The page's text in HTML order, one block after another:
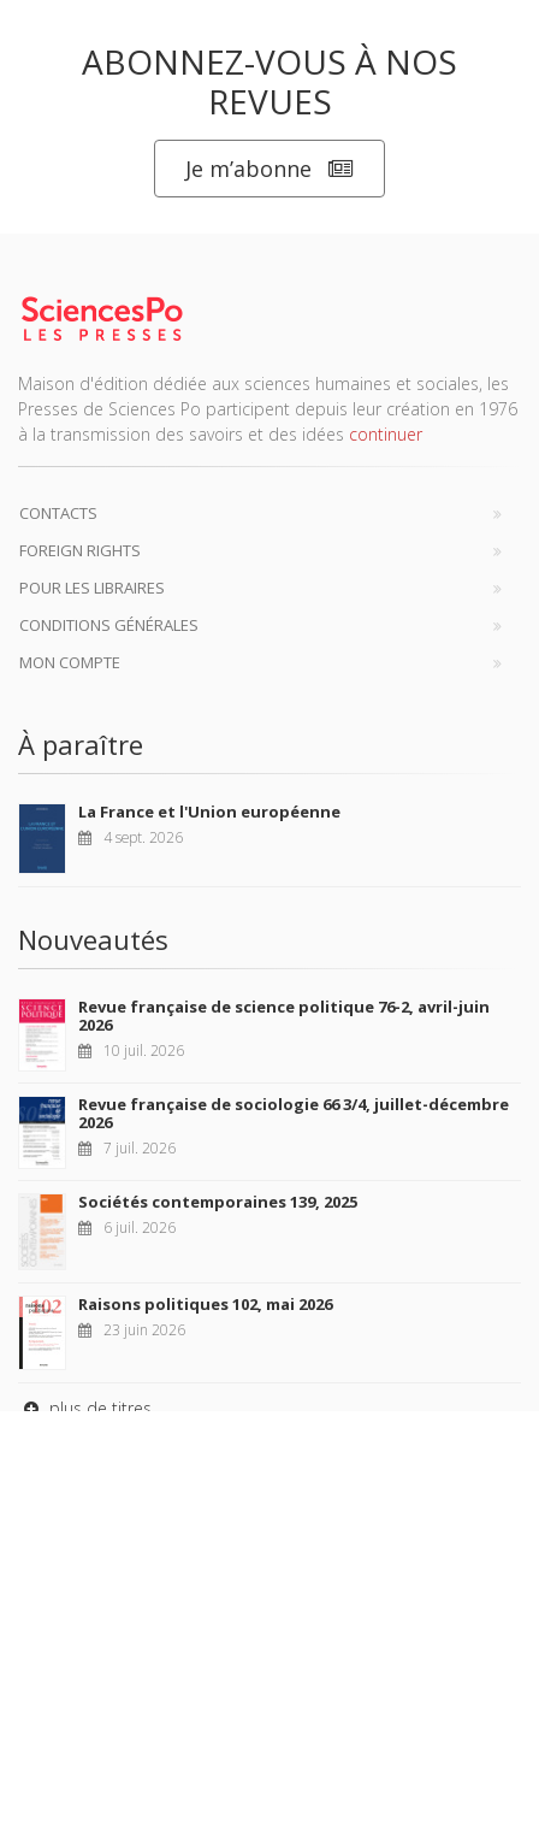
ABONNEZ-VOUS À NOS
REVUES
Je m’abonne
Maison d'édition dédiée aux sciences humaines et sociales, les
Presses de Sciences Po participent depuis leur création en 1976
à la transmission des savoirs et des idées continuer
CONTACTS
FOREIGN RIGHTS
POUR LES LIBRAIRES
CONDITIONS GÉNÉRALES
MON COMPTE
À paraître
La France et l'Union européenne
4 sept. 2026
Nouveautés
Revue française de science politique 76-2, avril-juin
2026
10 juil. 2026
Revue française de sociologie 66 3/4, juillet-décembre
2026
7 juil. 2026
Sociétés contemporaines 139, 2025
6 juil. 2026
Raisons politiques 102, mai 2026
23 juin 2026
plus de titres